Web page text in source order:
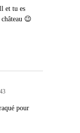
et tu es
😉
pour